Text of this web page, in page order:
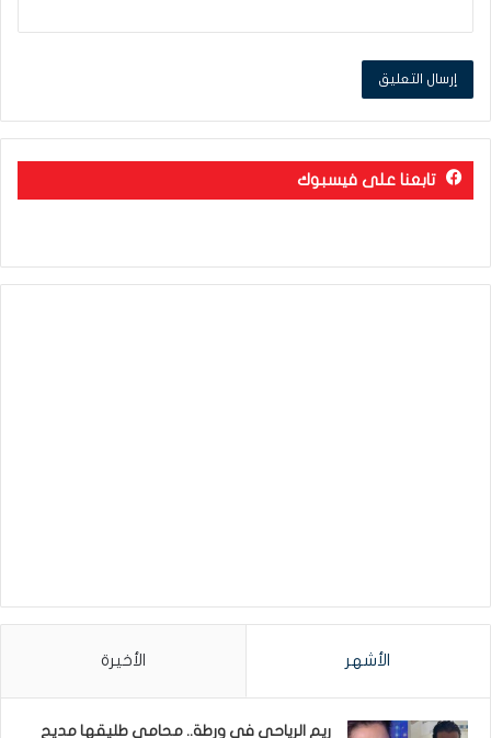
تابعنا على فيسبوك
الأشهر الأخيرة
ريم الرياحي في ورطة.. محامي طليقها مديح